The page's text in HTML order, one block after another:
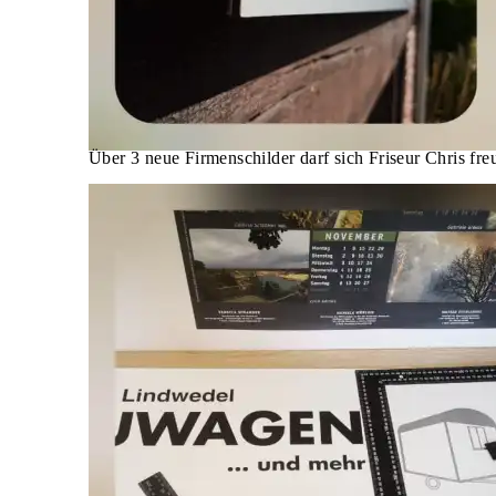
Über 3 neue Firmenschilder darf sich Friseur Chris